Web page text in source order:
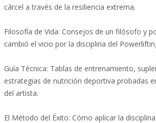
cárcel a través de la resiliencia extrema.
Filosofía de Vida: Consejos de un filósofo y
cambió el vicio por la disciplina del
Guía Técnica: Tablas de entrenamiento,
estrategias de nutrición deportiva probadas
del artista.
El Método del Éxito: Cómo aplicar la